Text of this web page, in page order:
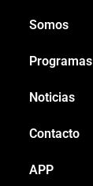
Somos
Programas
Noticias
Contacto
APP